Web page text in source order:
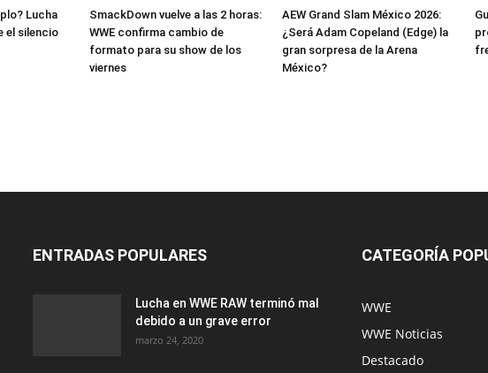
Lucha
el silencio
SmackDown vuelve a las 2 horas:
WWE confirma cambio de
formato para su show de los
viernes
AEW Grand Slam México 2026:
¿Será Adam Copeland (Edge) la
gran sorpresa de la Arena
México?
ENTRADAS POPULARES
Lucha en WWE RAW terminó mal
debido a un grave error
marzo 24, 2020
CATEGORÍA
WWE
WWE Noticias
Destacado